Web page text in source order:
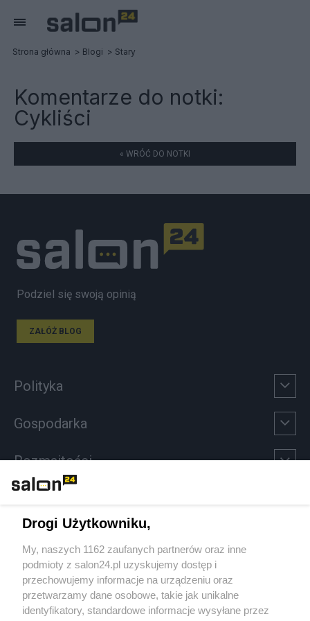
Strona główna Blogi Stary
Komentarze do notki:
Cykliści
« WRÓĆ DO NOTKI
Podziel się swoją opinią
ZAŁÓŻ BLOG
Polityka
Gospodarka
Rozmaitości
Sport
Społeczeństwo
Kultura
Drogi Użytkowniku,
My, naszych 1162 zaufanych partnerów oraz inne
podmioty z salon24.pl uzyskujemy dostęp i
przechowujemy informacje na urządzeniu oraz
przetwarzamy dane osobowe, takie jak unikalne
identyfikatory, standardowe informacje wysyłane przez